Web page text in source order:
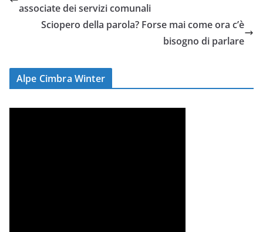
associate dei servizi comunali
Sciopero della parola? Forse mai come ora c’è
bisogno di parlare
Alpe Cimbra Winter